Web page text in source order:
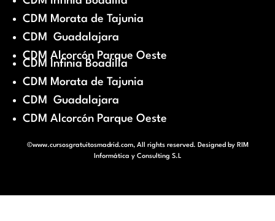
CDM Morata de Tajunia
CDM Guadalajara
CDM Alcorcón Parque Oeste
CDM Infinia Boadilla
CDM Morata de Tajunia
CDM Guadalajara
CDM Alcorcón Parque Oeste
©www.cursosgratuitosmadrid.com, All rights reserved. Designed by RIM
Informática y Consulting S.L